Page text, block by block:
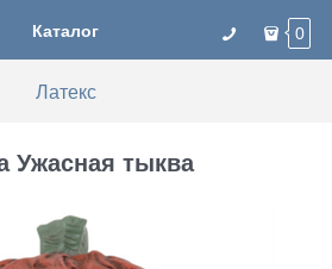
Каталог 0
Латекс
Ужасная тыква